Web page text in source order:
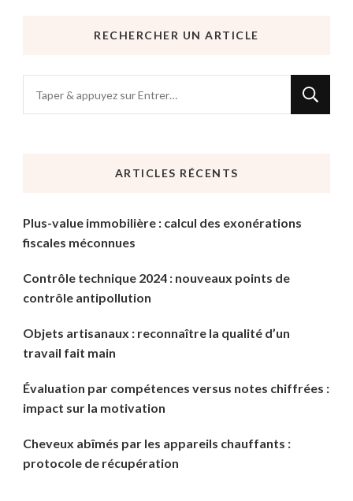
RECHERCHER UN ARTICLE
recherchiez
ARTICLES RÉCENTS
Plus-value immobilière : calcul des exonérations
fiscales méconnues
Contrôle technique 2024 : nouveaux points de
contrôle antipollution
Objets artisanaux : reconnaître la qualité d’un
travail fait main
Évaluation par compétences versus notes chiffrées :
impact sur la motivation
Cheveux abîmés par les appareils chauffants :
protocole de récupération